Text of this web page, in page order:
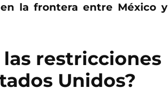
la frontera entre México y
restricciones
Unidos?